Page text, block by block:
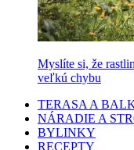
Myslíte si, že
veľkú chybu
TERASA A
NÁRADIE A
BYLINKY
RECEPTY